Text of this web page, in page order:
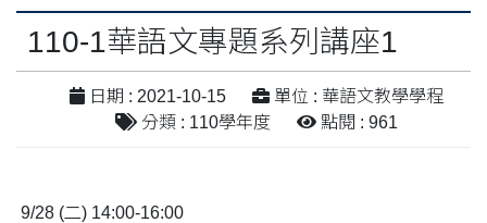
110-1華語文專題系列講座1
日期 : 2021-10-15
單位 : 華語文教學學程
分類 : 110學年度
點閱 : 961
9/28 (二) 14:00-16:00